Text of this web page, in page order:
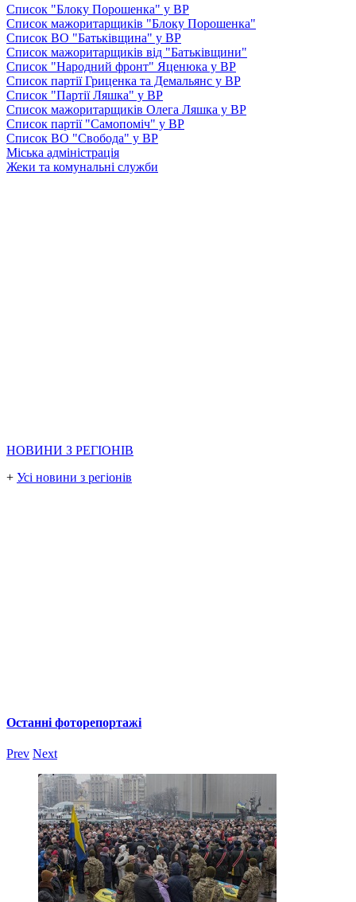
Список "Блоку Порошенка" у ВР
Список мажоритарщиків "Блоку Порошенка"
Список ВО "Батьківщина" у ВР
Список мажоритарщиків від "Батьківщини"
Список "Народний фронт" Яценюка у ВР
Список партії Гриценка та Демальянс у ВР
Список "Партії Ляшка" у ВР
Список мажоритарщиків Олега Ляшка у ВР
Список партії "Самопоміч" у ВР
Список ВО "Свобода" у ВР
Міська адміністрація
Жеки та комунальні служби
НОВИНИ З РЕГІОНІВ
+ Усі новини з регіонів
Останні фоторепортажі
Prev Next